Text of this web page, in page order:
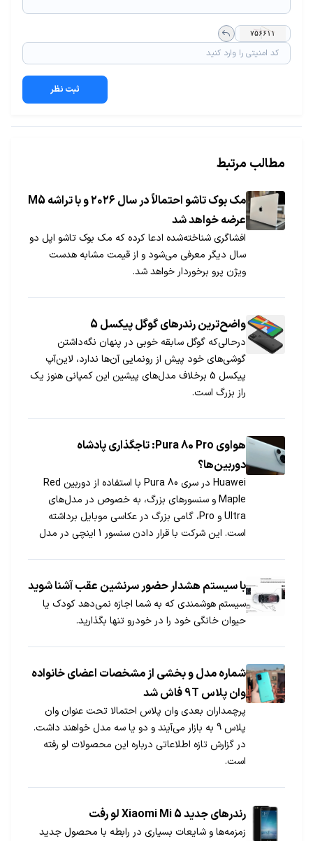
ثبت نظر
مطالب مرتبط
مک بوک تاشو احتمالاً در سال ۲۰۲۶ و با تراشه M5
عرضه خواهد شد
افشاگری شناخته‌شده ادعا کرده که مک بوک تاشو اپل دو
سال دیگر معرفی می‌شود و از قیمت مشابه هدست
ویژن پرو برخوردار خواهد شد.
واضح‌ترین رندرهای گوگل پیکسل 5
درحالی‌که گوگل سابقه خوبی در پنهان نگه‌داشتن
گوشی‌های خود پیش از رونمایی آن‌ها ندارد، لاین‌آپ
پیکسل 5 برخلاف مدل‌های پیشین این کمپانی هنوز یک
راز بزرگ است.
هواوی Pura 80 Pro: تاجگذاری پادشاه
دوربین‌ها؟
Huawei در سری Pura 80 با استفاده از دوربین Red
Maple و سنسورهای بزرگ، به خصوص در مدل‌های
Ultra و Pro، گامی بزرگ در عکاسی موبایل برداشته
است. این شرکت با قرار دادن سنسور 1 اینچی در مدل
با سیستم هشدار حضور سرنشین عقب آشنا شوید
سیستم هوشمندی که به شما اجازه نمی‌دهد کودک یا
حیوان خانگی خود را در خودرو تنها بگذارید.
شماره مدل و بخشی از مشخصات اعضای خانواده
وان پلاس 9T فاش شد
پرچمداران بعدی وان پلاس احتمالا تحت عنوان وان
پلاس 9 به بازار می‌آیند و دو یا سه مدل خواهند داشت.
در گزارش تازه اطلاعاتی درباره این محصولات لو رفته
است.
رندرهای جدید Xiaomi Mi 5 لو رفت
زمزمه‌ها و شایعات بسیاری در رابطه با محصول جدید